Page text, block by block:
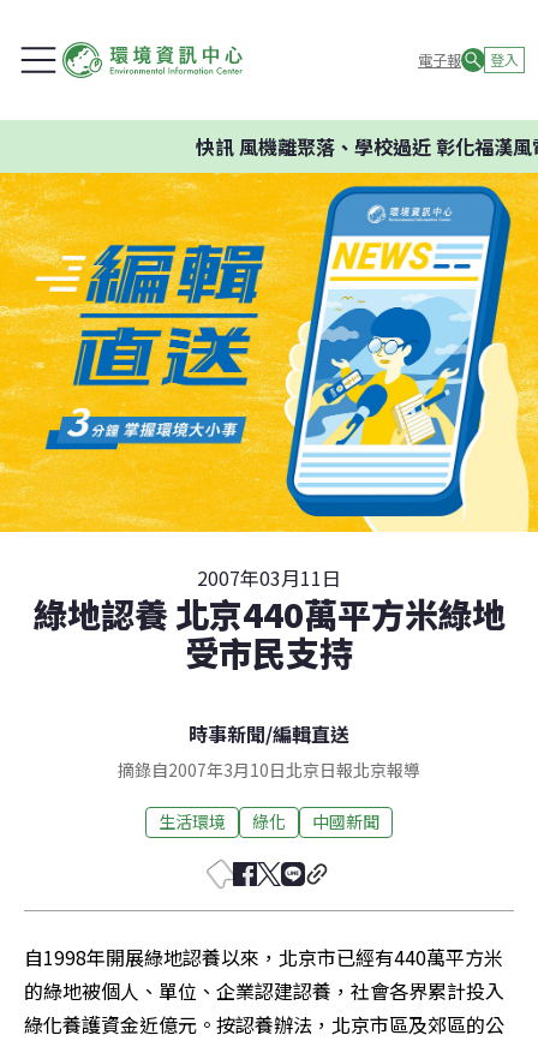
電子報 登入
快訊風機離聚落、學校過近 彰化福漢風
2007年03月11日
綠地認養 北京440萬平方米綠地
受市民支持
時事新聞/編輯直送
摘錄自2007年3月10日北京日報北京報導
生活環境 綠化 中國新聞
自1998年開展綠地認養以來，北京市已經有440萬平方米
的綠地被個人、單位、企業認建認養，社會各界累計投入
綠化養護資金近億元。按認養辦法，北京市區及郊區的公